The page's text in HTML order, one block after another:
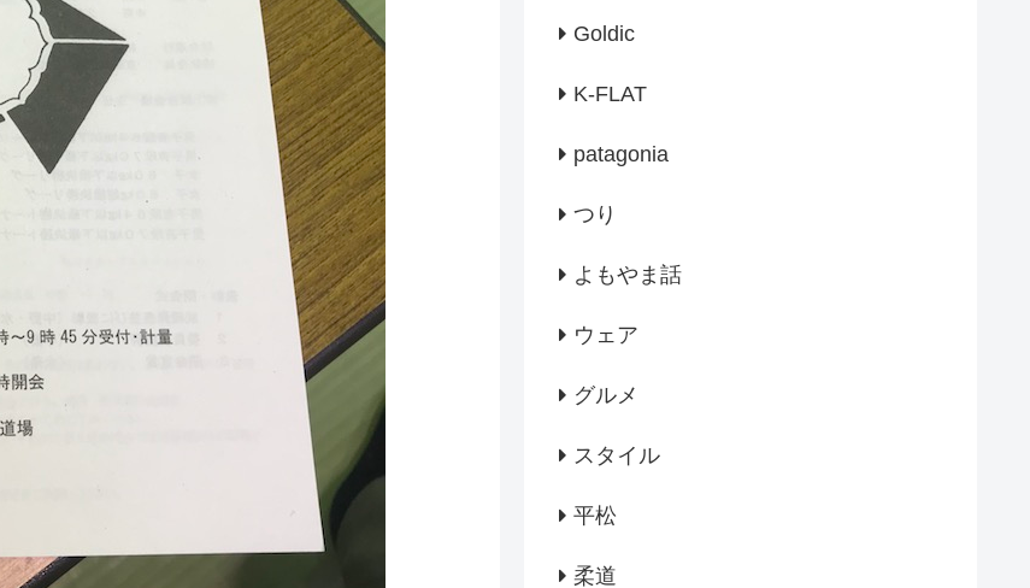
Goldic
K-FLAT
patagonia
つり
よもやま話
ウェア
グルメ
スタイル
平松
柔道